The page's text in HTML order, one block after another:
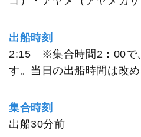
出船時刻
2:15 ※集合時間2：00で
す。当日の出船時間は改め
集合時刻
出船30分前